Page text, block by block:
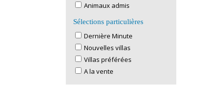
Animaux admis
Sélections particulières
Dernière Minute
Nouvelles villas
Villas préférées
A la vente